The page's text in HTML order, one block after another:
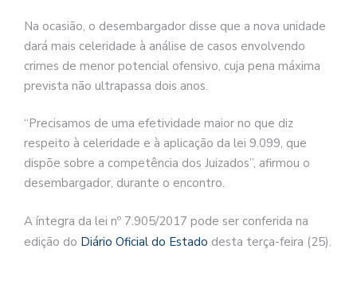
Na ocasião, o desembargador disse que a nova unidade
dará mais celeridade à análise de casos envolvendo
crimes de menor potencial ofensivo, cuja pena máxima
prevista não ultrapassa dois anos.
“Precisamos de uma efetividade maior no que diz
respeito à celeridade e à aplicação da lei 9.099, que
dispõe sobre a competência dos Juizados”, afirmou o
desembargador, durante o encontro.
A íntegra da lei nº 7.905/2017 pode ser conferida na
edição do Diário Oficial do Estado desta terça-feira (25).